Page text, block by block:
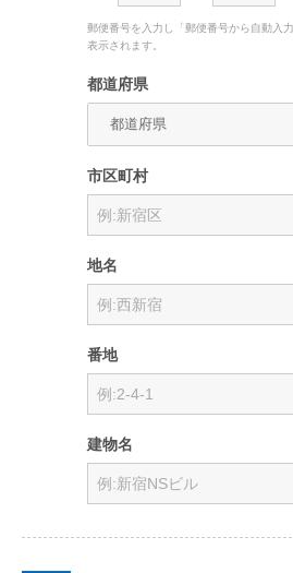
郵便番号を入力し「郵便番号から自動入
表示されます。
都道府県
市区町村
地名
番地
建物名